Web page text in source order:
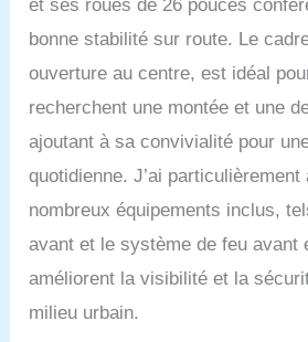
routières,
votre
essentiels:
panier
bagages
électrique
capacité
fassiez
et ses roues de 26 pouces
bonne stabilité sur route. Le
ouverture au centre, est idéal
recherchent une montée et une
ajoutant à sa convivialité pour
quotidienne. J’ai particulièrement
nombreux équipements inclus,
avant et le système de feu avant
améliorent la visibilité et la
milieu urbain.